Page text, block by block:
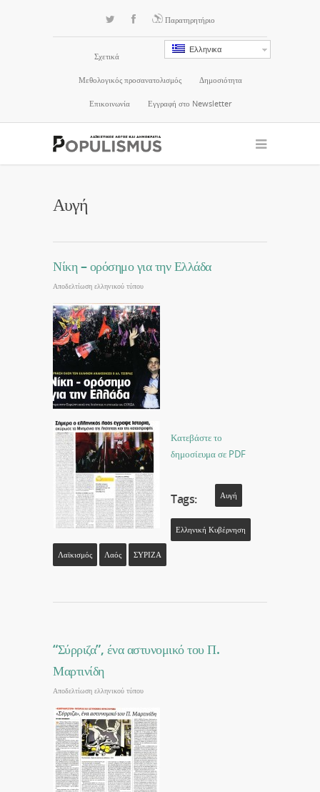
Παρατηρητήριο
Ελληνικα
Σχετικά
Μεθολογικός προσανατολισμός Δημοσιότητα
Επικοινωνία Εγγραφή στο Newsletter
Αυγή
Νίκη – ορόσημο για την Ελλάδα
Αποδελτίωση ελληνικού τύπου
Κατεβάστε το
δημοσίευμα σε PDF
Tags: Αυγή
Ελληνική Κυβέρνηση
Λαϊκισμός Λαός ΣΥΡΙΖΑ
“Σύρριζα”, ένα αστυνομικό του Π.
Μαρτινίδη
Αποδελτίωση ελληνικού τύπου